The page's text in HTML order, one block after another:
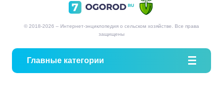
© 2018-2026 – Интернет-энциклопедия о сельском хозяйстве. Все права
защищены
Главные категории